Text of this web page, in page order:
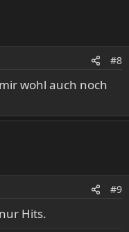
#8
wohl auch noch
#9
Hits.